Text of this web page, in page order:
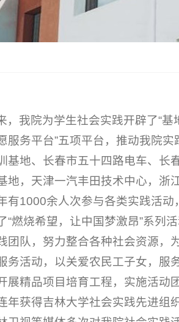
，我院为学生社会实践开辟了“
服务平台”五项平台，推动我院
基地、长春市五十四路电车、长
地，天津一汽丰田技术中心，浙
有1000余人次参与各类实践活
“燃烧希望，让中国梦激昂”系列
团队，努力整合各种社会资源，
务活动，以关爱农民工子女，服
展精品项目培育工程，实施活动
年获得吉林大学社会实践先进组